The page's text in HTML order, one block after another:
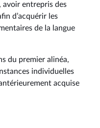
avoir entrepris des
d’acquérir les
de la langue
du premier alinéa,
individuelles
acquise